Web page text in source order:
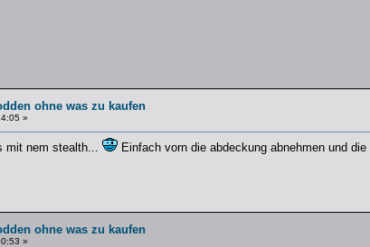
ohne was zu kaufen
»
mit nem stealth...
Einfach vorn die abdeckung abnehmen und
ohne was zu kaufen
»